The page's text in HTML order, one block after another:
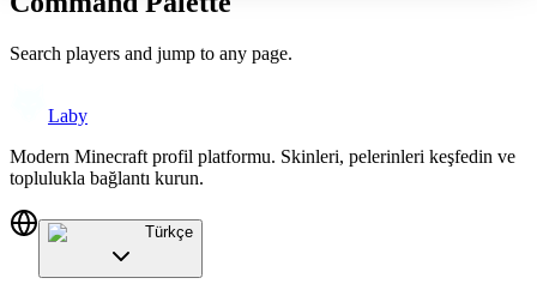
Search players and jump to any page.
Laby
Modern Minecraft profil platformu. Skinleri, pelerinleri keşfedin ve
toplulukla bağlantı kurun.
Türkçe